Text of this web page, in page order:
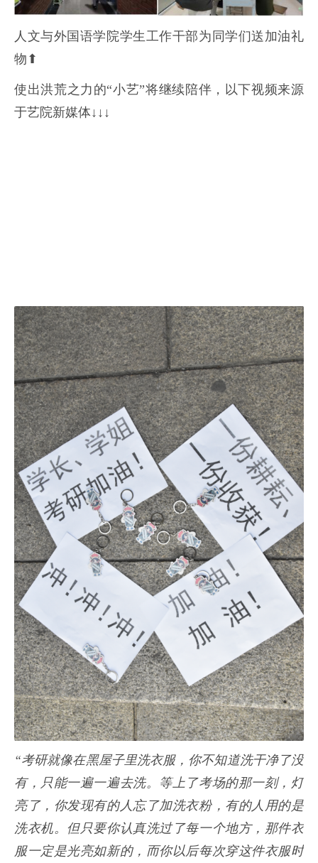
人文与外国语学院学生工作干部为同学们送加油礼
物⬆
使出洪荒之力的“小艺”将继续陪伴，以下视频来源
于艺院新媒体↓↓↓
“考研就像在黑屋子里洗衣服，你不知道洗干净了没
有，只能一遍一遍去洗。等上了考场的那一刻，灯
亮了，你发现有的人忘了加洗衣粉，有的人用的是
洗衣机。但只要你认真洗过了每一个地方，那件衣
服一定是光亮如新的，而你以后每次穿这件衣服时